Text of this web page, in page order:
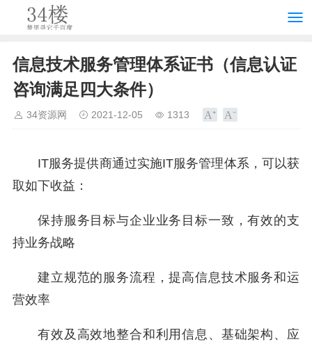
信息技术服务管理体系证书（信息认证
咨询满足四大条件）
34资源网 2021-12-05 1313
IT服务提供商通过实施IT服务管理体系，可以获
取如下收益：
保持服务目标与企业业务目标一致，有效的支
持业务战略
建立规范的服务流程，提高信息技术服务和运
营效率
有效及高效地整合和利用信息、基础架构、应